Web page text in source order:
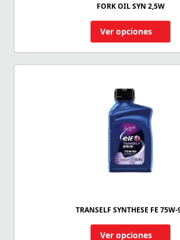
FORK OIL SYN 2,5W
Ver opciones
TRANSELF SYNTHESE FE 75W-
Ver opciones